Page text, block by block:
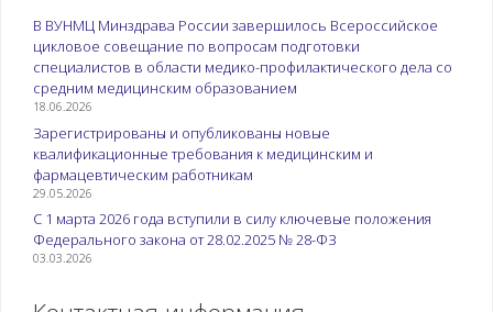
В ВУНМЦ Минздрава России завершилось Всероссийское
цикловое совещание по вопросам подготовки
специалистов в области медико-профилактического дела со
средним медицинским образованием
18.06.2026
Зарегистрированы и опубликованы новые
квалификационные требования к медицинским и
фармацевтическим работникам
29.05.2026
С 1 марта 2026 года вступили в силу ключевые положения
Федерального закона от 28.02.2025 № 28-ФЗ
03.03.2026